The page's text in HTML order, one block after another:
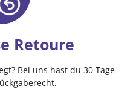
Retoure
Bei uns hast du 30 Tage